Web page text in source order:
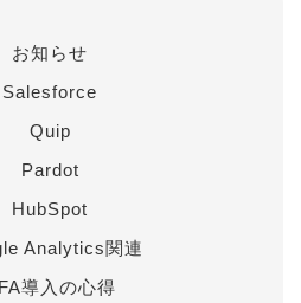
お知らせ
Salesforce
Quip
Pardot
HubSpot
Analytics関連
導入の心得